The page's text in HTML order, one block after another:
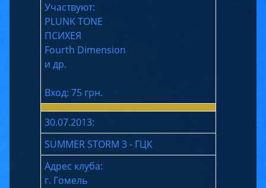
Участвуют:
PLUNK TONE
ПСИХЕЯ
Fourth Dimension
и др.
Вход: 75 грн.
30.07.2013:
SUMMER STORM 3 - ГЦК
Адрес клуба:
г. Гомель